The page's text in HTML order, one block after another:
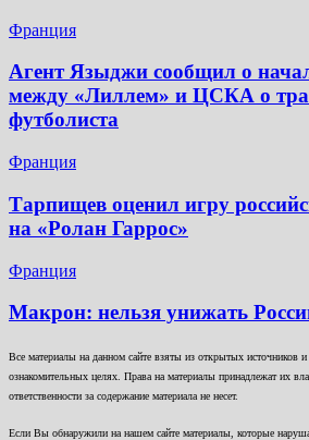
Франция
Агент Языджи сообщил о
между «Лиллем» и ЦСКА о
футболиста
Франция
Тарпищев оценил игру
на «Ролан Гаррос»
Франция
Макрон: нельзя унижать
Все материалы на данном сайте взяты из открытых источников
ознакомительных целях. Права на материалы принадлежат их
ответственности за содержание материала не несет.
Если Вы обнаружили на нашем сайте материалы, которые